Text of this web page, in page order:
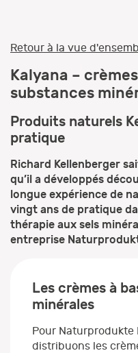
Retour à la vue
Kalyana –
substances
Produits naturels
pratique
Richard Kellenberger
qu’il a développés
longue expérience de
vingt ans de pratique
thérapie aux sels
entreprise
Les crèmes à
minérales
Pour Naturprodukte
distribuons les